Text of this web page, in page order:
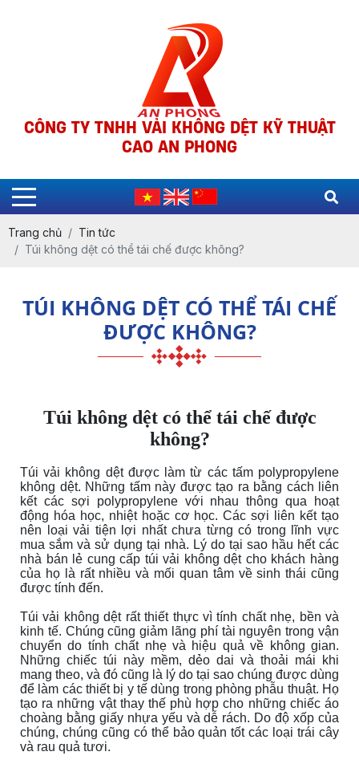
CÔNG TY TNHH VẢI KHÔNG DỆT KỸ THUẬT
CAO AN PHONG
Trang chủ
Tin tức
Túi không dệt có thể tái chế được không?
TÚI KHÔNG DỆT CÓ THỂ TÁI CHẾ
ĐƯỢC KHÔNG?
Túi không dệt có thể tái chế được
không?
Túi vải không dệt được làm từ các tấm polypropylene
không dệt. Những tấm này được tạo ra bằng cách liên
kết các sợi polypropylene với nhau thông qua hoạt
động hóa học, nhiệt hoặc cơ học. Các sợi liên kết tạo
nên loại vải tiện lợi nhất chưa từng có trong lĩnh vực
mua sắm và sử dụng tại nhà. Lý do tại sao hầu hết các
nhà bán lẻ cung cấp túi vải không dệt cho khách hàng
của họ là rất nhiều và mối quan tâm về sinh thái cũng
được tính đến.
Túi vải không dệt rất thiết thực vì tính chất nhẹ, bền và
kinh tế. Chúng cũng giảm lãng phí tài nguyên trong vận
chuyển do tính chất nhẹ và hiệu quả về không gian.
Những chiếc túi này mềm, dẻo dai và thoải mái khi
mang theo, và đó cũng là lý do tại sao chúng được dùng
để làm các thiết bị y tế dùng trong phòng phẫu thuật. Họ
tạo ra những vật thay thế phù hợp cho những chiếc áo
choàng bằng giấy nhựa yếu và dễ rách. Do độ xốp của
chúng, chúng cũng có thể bảo quản tốt các loại trái cây
và rau quả tươi.